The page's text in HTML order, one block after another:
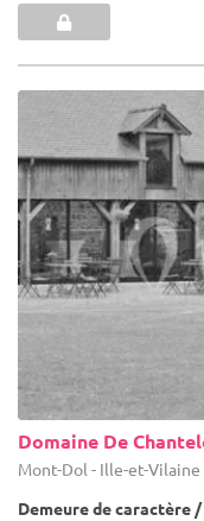
Domaine De
Mont-Dol - Ille-et-Vilaine
Demeure de caractère